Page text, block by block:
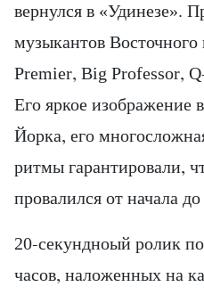
вернулся в «Удинезе».
музыкантов
Premier, Big Professor,
Его яркое изображение
Йорка, его
ритмы гарантировали,
провалился от начала
20-секундноый ролик
часов, наложенных на